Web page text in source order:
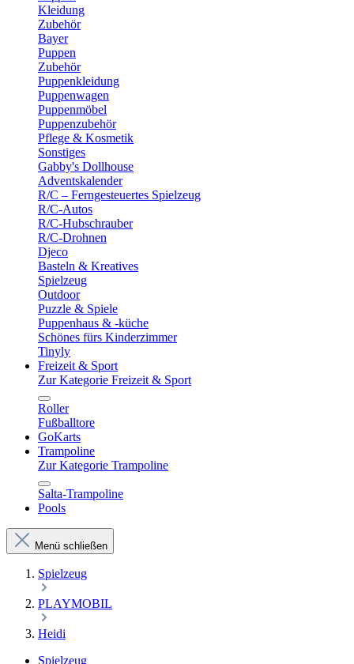
Kleidung
Zubehör
Bayer
Puppen
Zubehör
Puppenkleidung
Puppenwagen
Puppenmöbel
Puppenzubehör
Pflege & Kosmetik
Sonstiges
Gabby's Dollhouse
Adventskalender
R/C – Ferngesteuertes Spielzeug
R/C-Autos
R/C-Hubschrauber
R/C-Drohnen
Djeco
Basteln & Kreatives
Spielzeug
Outdoor
Puzzle & Spiele
Puppenhaus & -küche
Schönes fürs Kinderzimmer
Tinyly
Freizeit & Sport
Zur Kategorie Freizeit & Sport
Roller
Fußballtore
GoKarts
Trampoline
Zur Kategorie Trampoline
Salta-Trampoline
Pools
Menü schließen
Spielzeug
PLAYMOBIL
Heidi
Spielzeug